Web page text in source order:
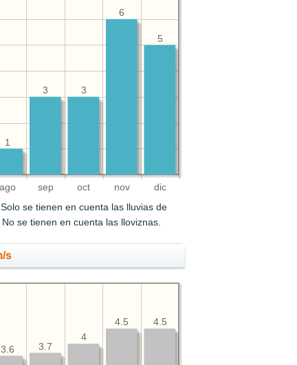
ago sep oct nov dic
5
6
3
3
1
se tienen en cuenta las lluvias de
se tienen en cuenta las lloviznas.
s
4.5
4.5
4
3.7
3.6